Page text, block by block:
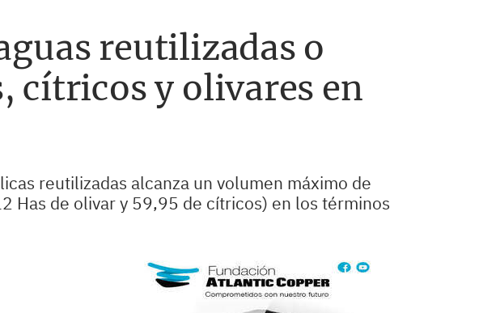
reutilizadas o
cítricos y olivares en
reutilizadas alcanza un volumen máximo de
de olivar y 59,95 de cítricos) en los términos